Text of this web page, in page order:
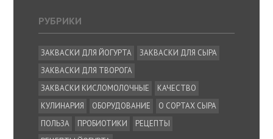
РУБРИКИ
ЗАКВАСКИ ДЛЯ ЙОГУРТА
ЗАКВАСКИ ДЛЯ СЫРА
ЗАКВАСКИ ДЛЯ ТВОРОГА
ЗАКВАСКИ КИСЛОМОЛОЧНЫЕ
КАЧЕСТВО
КУЛИНАРИЯ
ОБОРУДОВАНИЕ
О СОРТАХ СЫРА
ПОЛЬЗА
ПРОБИОТИКИ
РЕЦЕПТЫ